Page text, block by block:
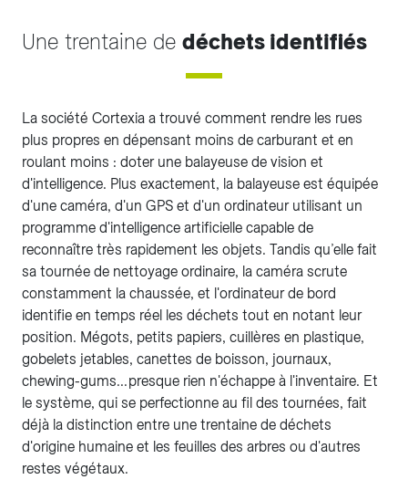
Une trentaine de déchets identifiés
La société Cortexia a trouvé comment rendre les rues
plus propres en dépensant moins de carburant et en
roulant moins : doter une balayeuse de vision et
d'intelligence. Plus exactement, la balayeuse est équipée
d'une caméra, d'un GPS et d'un ordinateur utilisant un
programme d'intelligence artificielle capable de
reconnaître très rapidement les objets. Tandis qu’elle fait
sa tournée de nettoyage ordinaire, la caméra scrute
constamment la chaussée, et l'ordinateur de bord
identifie en temps réel les déchets tout en notant leur
position. Mégots, petits papiers, cuillères en plastique,
gobelets jetables, canettes de boisson, journaux,
chewing-gums... presque rien n'échappe à l'inventaire. Et
le système, qui se perfectionne au fil des tournées, fait
déjà la distinction entre une trentaine de déchets
d'origine humaine et les feuilles des arbres ou d'autres
restes végétaux.